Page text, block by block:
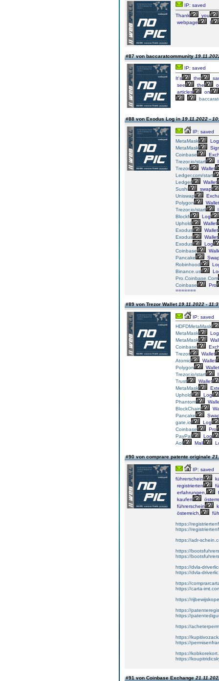
IP: saved
Thank
you
webpage
I
#87 von baccaratcommunity
IP: saved
It's
the
see
the
articles
on
#88 von Exodus Log in19.11.2022 -
IP: saved
MetaMask
Log
MetaMask
Coinbase
Trezor.io/start
l
Trezor
Wallet
Ledger.com/start
Ledger
Wallet
Sushi
swap
Uniswap
Polygon
Wallet
Trezor.io/start
l
Blockfi
Log
Uphold
Wallet
Exodus
Wallet
Exodus
Wallet
Exodus
Log
Coinbase
Pancake
Robinhood
Binance.us
Pro.Coinbase.Com
Coinbase
Pro
=======
#89 von Trezor Wallet19.11.2022 -
IP: saved
HDFDMetaMask
MetaMask
Log
MetaMask
Coinbase
Trezor
Wallet
Atomic
Wallet
Polygon
Wallet
Trezor.io/start
l
Trust
Wallet
MetaMask
Uphold
Log
Phantom
BlockChain
Pancake
gate.io
Log
Coinbase
Pro
PayPal
Log
Aol
Mail
#90 von comprare patente originale
IP: saved
führerschein
registrierten
erfahrungen,
kaufen
führerschein
österreich,
https://
https://
https://adr-
https://
https://
https://dvla-
https://dvla-
https://
https://carta-
https://
https://
https://
https://
https://
https://
https://
https://
#91 von Coinbase Exchange